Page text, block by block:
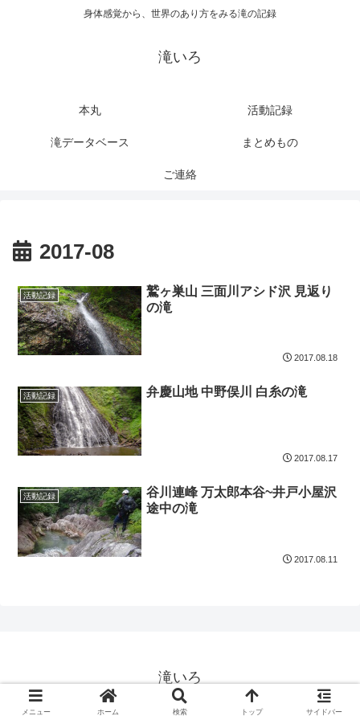
身体感覚から、世界のあり方をみる滝の記録
滝いろ
本丸 活動記録
滝データベース まとめもの
ご連絡
2017-08
活動記録
鷲ヶ巣山 三面川アシド沢 見返り
の滝
2017.08.18
活動記録 弁慶山地 中野俣川 白糸の滝
2017.08.17
活動記録
谷川連峰 万太郎本谷~井戸小屋沢
途中の滝
2017.08.11
滝いろ
Copyright 滝いろ 2012-2026 All Rights Reserved.
メニュー ホーム 検索 トップ サイドバー